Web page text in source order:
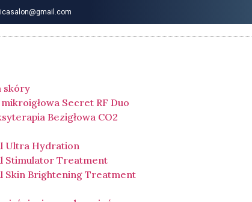
skóry
Secret RF Duo
Bezigłowa CO2
Ultra Hydration
Stimulator Treatment
Skin Brightening Treatment